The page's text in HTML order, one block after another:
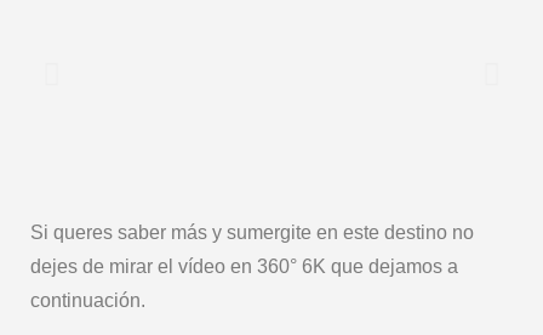
Si queres saber más y sumergite en este destino no
dejes de mirar el vídeo en 360° 6K que dejamos a
continuación.